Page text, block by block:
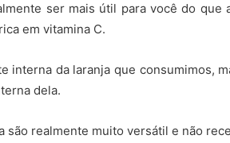
ser mais útil para você do
em vitamina C.
interna da laranja que consumimos,
dela.
são realmente muito versátil e não